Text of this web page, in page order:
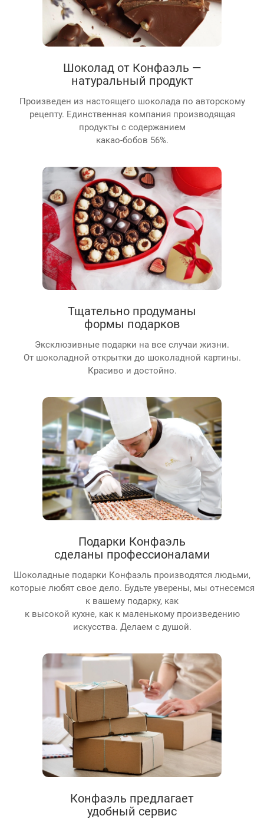
Шоколад от Конфаэль —
натуральный продукт
Произведен из настоящего шоколада по авторскому
рецепту. Единственная компания производящая
продукты с содержанием
какао-бобов 56%.
Тщательно продуманы
формы подарков
Эксклюзивные подарки на все случаи жизни.
От шоколадной открытки до шоколадной картины.
Красиво и достойно.
Подарки Конфаэль
сделаны профессионалами
Шоколадные подарки Конфаэль производятся людьми,
которые любят свое дело. Будьте уверены, мы отнесемся
к вашему подарку, как
к высокой кухне, как к маленькому произведению
искусства. Делаем с душой.
Конфаэль предлагает
удобный сервис